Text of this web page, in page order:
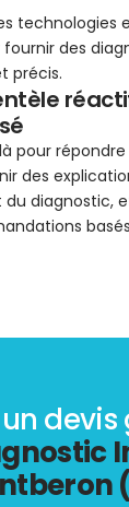
technologies
des
précis.
pour
des
diagnostic,